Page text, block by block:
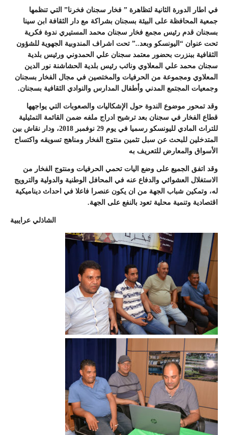
في اطار الدورة الثانية لتظاهرة ” فخار سجنان فخرنا” التي تنظمها
جمعية المحافظة على البيئة بسجنان بشراكة مع دار الثقافة ابن سينا
بسجنان قدم رئيس مجمع فخار سجنان محمد المستيري ندوة فكرية
تحت عنوان “اليونسكو وبعد..” تحت اشراف المندوبية الجهوية للشؤون
الثقافية ببنزرت بحضور معتمد سجنان علي الحمدوني ورئيس بلدية
سجنان محمد علي المعلاوي ونائب رئيس بلدية الحشاشنة نور الدين
المعلاوي ومجموعة من الحرفيات والمختصين في مجال الفخار بسجنان
وجمعيات المجتمع المدني وأطفال المدارس والنوادي الثقافية بسجنان.
وقد تمحور موضوع الندوة حول الإشكاليات والصعوبات التي يواجهها
قطاع الفخار في سجنان بعد ترشيح ادراج ملفه ضمن القائمة التمثيلية
للتراث المادي لليونسكو رسميا في يوم 29 نوفمبر 2018، ودار نقاش بين
المتدخلين للبحث عن سبل تثمين منتوج الفخار ومناهج تسويقه واكتساح
الأسواق والمعارض للتعريف به
وقد اتفق الجميع على وضع اليات تحمي الحرفيات ومنتوج الفخار من
الاستغلال العشوائي والدفاع عنه في المحافل الوطنية والدولية والترويج
له، وتمكين شباب الجهة من ان يكون عنصرا فاعلا في احداث ديناميكية
اقتصادية وتنمية محلية تعود بالنفع على الجهة.
الشاذلي عرايبية